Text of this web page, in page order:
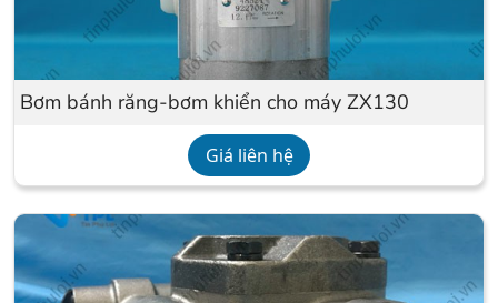
Bơm bánh răng-bơm khiển cho máy ZX130
Giá liên hệ